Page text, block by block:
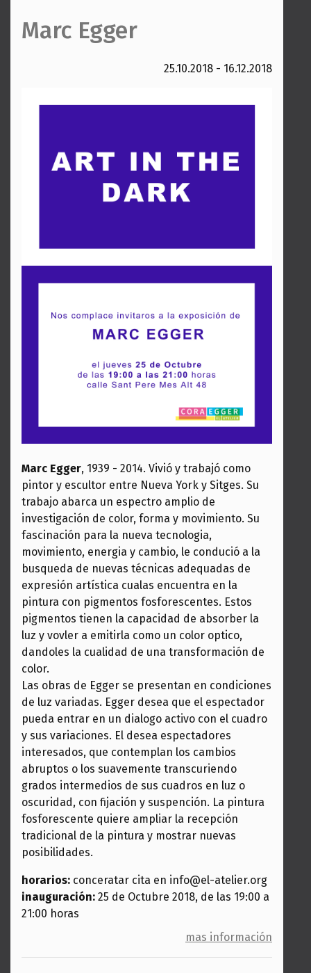
Marc Egger
25.10.2018 - 16.12.2018
Marc Egger, 1939 - 2014. Vivió y trabajó como
pintor y escultor entre Nueva York y Sitges. Su
trabajo abarca un espectro amplio de
investigación de color, forma y movimiento. Su
fascinación para la nueva tecnologia,
movimiento, energia y cambio, le condució a la
busqueda de nuevas técnicas adequadas de
expresión artística cualas encuentra en la
pintura con pigmentos fosforescentes. Estos
pigmentos tienen la capacidad de absorber la
luz y vovler a emitirla como un color optico,
dandoles la cualidad de una transformación de
color.
Las obras de Egger se presentan en condiciones
de luz variadas. Egger desea que el espectador
pueda entrar en un dialogo activo con el cuadro
y sus variaciones. El desea espectadores
interesados, que contemplan los cambios
abruptos o los suavemente transcuriendo
grados intermedios de sus cuadros en luz o
oscuridad, con fijación y suspención. La pintura
fosforescente quiere ampliar la recepción
tradicional de la pintura y mostrar nuevas
posibilidades.
horarios: conceratar cita en info@el-atelier.org
inauguración: 25 de Octubre 2018, de las 19:00 a
21:00 horas
mas información